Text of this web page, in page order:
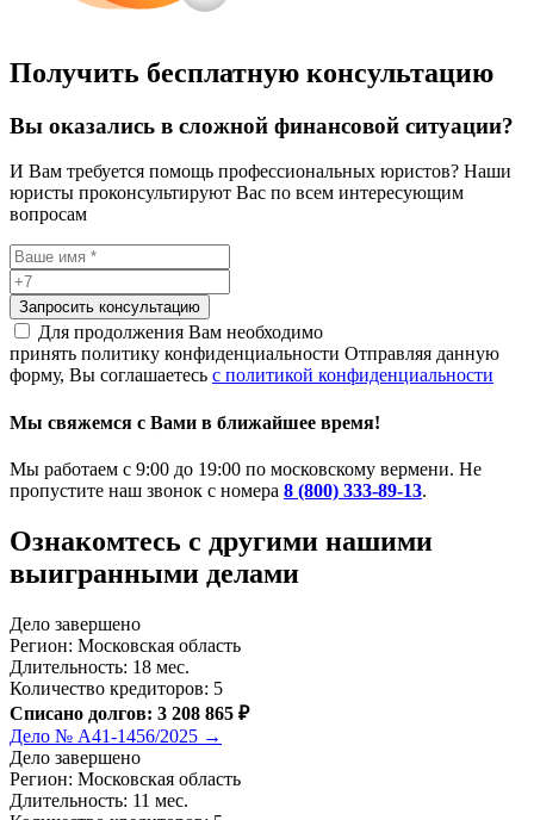
Получить бесплатную консультацию
Вы оказались в сложной финансовой ситуации?
И Вам требуется помощь профессиональных юристов? Наши
юристы проконсультируют Вас по всем интересующим
вопросам
Запросить консультацию
Для продолжения Вам необходимо
принять политику конфиденциальности Отправляя данную
форму, Вы соглашаетесь с политикой конфиденциальности
Мы свяжемся с Вами в ближайшее время!
Мы работаем с 9:00 до 19:00 по московскому вермени. Не
пропустите наш звонок с номера 8 (800) 333-89-13.
Ознакомтесь c другими нашими
выигранными делами
Дело завершено
Регион: Московская область
Длительность: 18 мес.
Количество кредиторов: 5
Списано долгов: 3 208 865 ₽
Дело № А41-1456/2025 →
Дело завершено
Регион: Московская область
Длительность: 11 мес.